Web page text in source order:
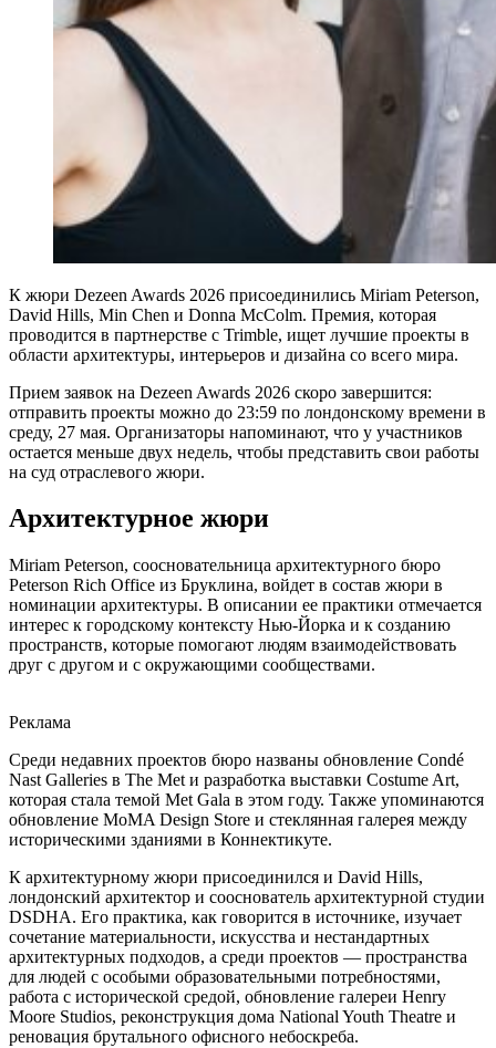
К жюри Dezeen Awards 2026 присоединились Miriam Peterson,
David Hills, Min Chen и Donna McColm. Премия, которая
проводится в партнерстве с Trimble, ищет лучшие проекты в
области архитектуры, интерьеров и дизайна со всего мира.
Прием заявок на Dezeen Awards 2026 скоро завершится:
отправить проекты можно до 23:59 по лондонскому времени в
среду, 27 мая. Организаторы напоминают, что у участников
остается меньше двух недель, чтобы представить свои работы
на суд отраслевого жюри.
Архитектурное жюри
Miriam Peterson, соосновательница архитектурного бюро
Peterson Rich Office из Бруклина, войдет в состав жюри в
номинации архитектуры. В описании ее практики отмечается
интерес к городскому контексту Нью-Йорка и к созданию
пространств, которые помогают людям взаимодействовать
друг с другом и с окружающими сообществами.
Реклама
Среди недавних проектов бюро названы обновление Condé
Nast Galleries в The Met и разработка выставки Costume Art,
которая стала темой Met Gala в этом году. Также упоминаются
обновление MoMA Design Store и стеклянная галерея между
историческими зданиями в Коннектикуте.
К архитектурному жюри присоединился и David Hills,
лондонский архитектор и сооснователь архитектурной студии
DSDHA. Его практика, как говорится в источнике, изучает
сочетание материальности, искусства и нестандартных
архитектурных подходов, а среди проектов — пространства
для людей с особыми образовательными потребностями,
работа с исторической средой, обновление галереи Henry
Moore Studios, реконструкция дома National Youth Theatre и
реновация брутального офисного небоскреба.